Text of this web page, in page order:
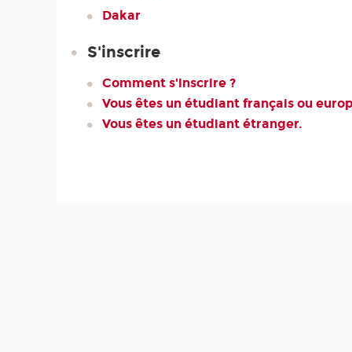
Dakar
S'inscrire
Comment s'inscrire ?
Vous êtes un étudiant français ou
Vous êtes un étudiant étranger.